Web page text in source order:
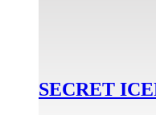
SECRET